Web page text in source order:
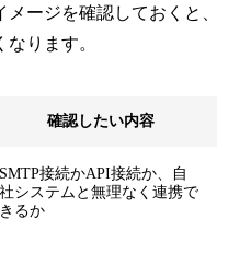
ージを確認しておくと、
ります。
確認したい内容
SMTP接続かAPI接続か、自
社システムと無理なく連携で
きるか